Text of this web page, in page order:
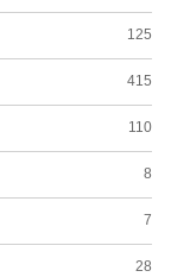
125
415
110
8
7
28